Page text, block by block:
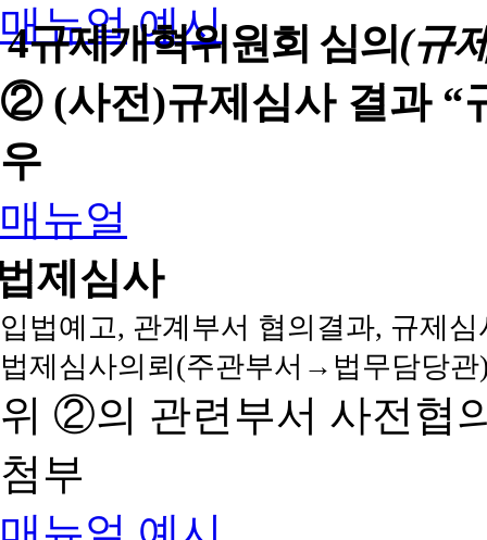
매뉴얼 예시
4규제개혁위원회 심의(규
② (사전)규제심사 결과 “
우
매뉴얼
제심사
입법예고, 관계부서 협의결과, 규제
법제심사의뢰(주관부서→법무담당
위 ②의 관련부서 사전협
첨부